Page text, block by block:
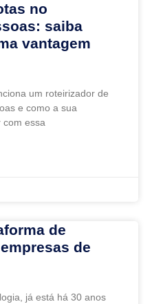
no
saiba
vantagem
um roteirizador de
e como a sua
com essa
de
de
já está há 30 anos